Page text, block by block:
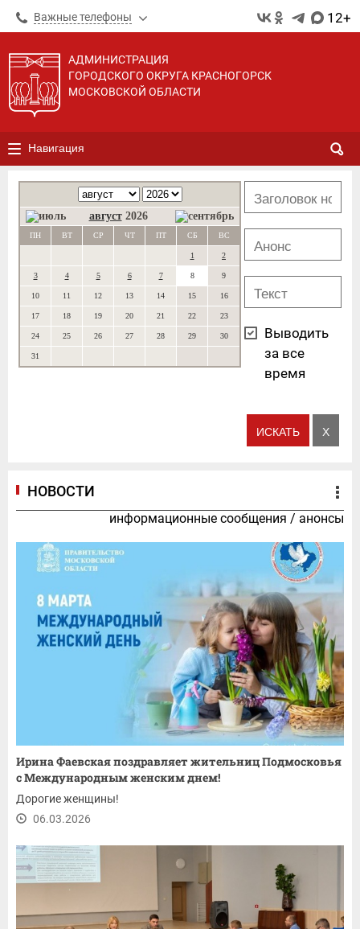
Важные телефоны 12+
АДМИНИСТРАЦИЯ
ГОРОДСКОГО ОКРУГА КРАСНОГОРСК
МОСКОВСКОЙ ОБЛАСТИ
Навигация
август 2026
ПН ВТ СР ЧТ ПТ СБ ВС
1 2
3 4 5 6 7 8 9
10 11 12 13 14 15 16
17 18 19 20 21 22 23
24 25 26 27 28 29 30
31
Выводить
за все
время
НОВОСТИ
информационные сообщения / анонсы
Ирина Фаевская поздравляет жительниц Подмосковья
с Международным женским днем!
Дорогие женщины!
06.03.2026